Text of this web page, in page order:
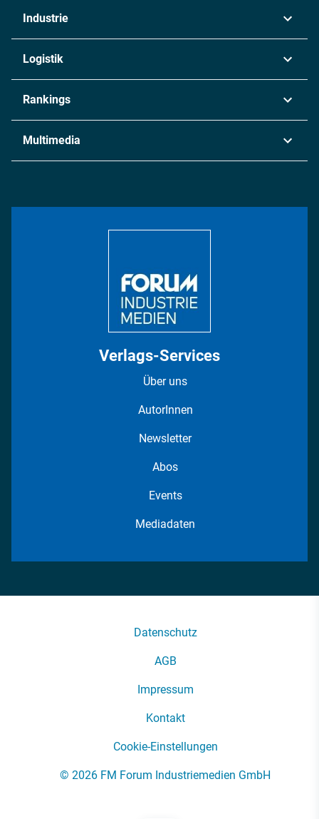
Industrie
Chemie
Metall
Energie
Logistik
Rankings
Multimedia
Verlags-Services
Über uns
AutorInnen
Newsletter
Abos
Events
Mediadaten
Datenschutz
AGB
Impressum
Kontakt
Cookie-Einstellungen
© 2026 FM Forum Industriemedien GmbH